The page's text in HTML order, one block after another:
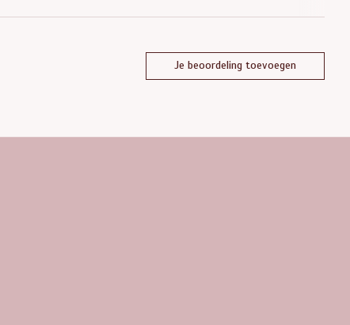
Je beoordeling toevoegen